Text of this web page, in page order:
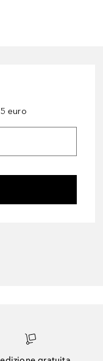
euro